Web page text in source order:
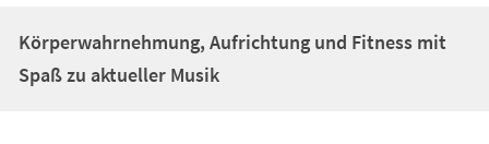
Körperwahrnehmung, Aufrichtung und Fitness mit
Spaß zu aktueller Musik